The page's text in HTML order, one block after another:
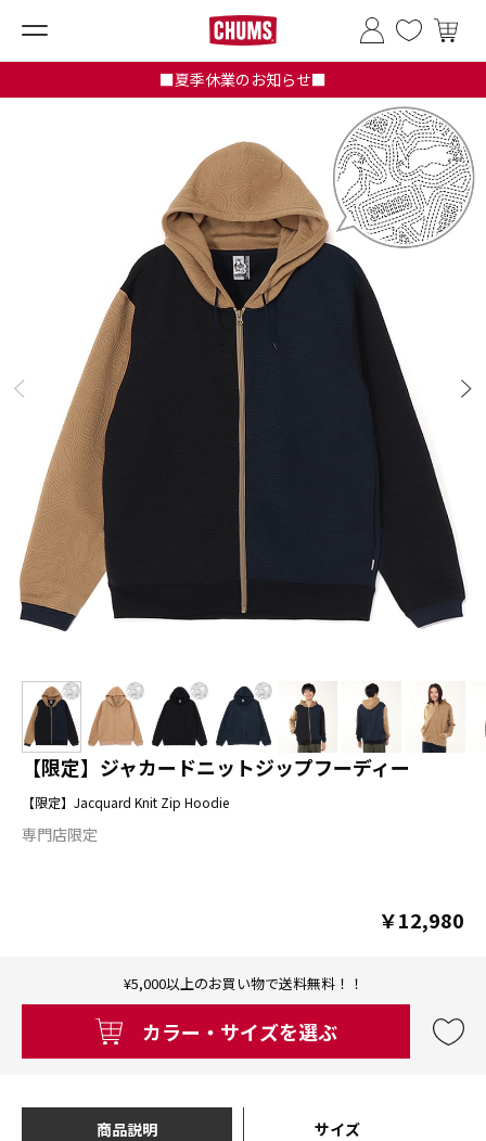
■夏季休業のお知らせ■
【限定】ジャカードニットジップフーディー
【限定】Jacquard Knit Zip Hoodie
専門店限定
￥12,980
¥5,000以上のお買い物で送料無料！！
カラー・サイズを選ぶ
商品説明 サイズ